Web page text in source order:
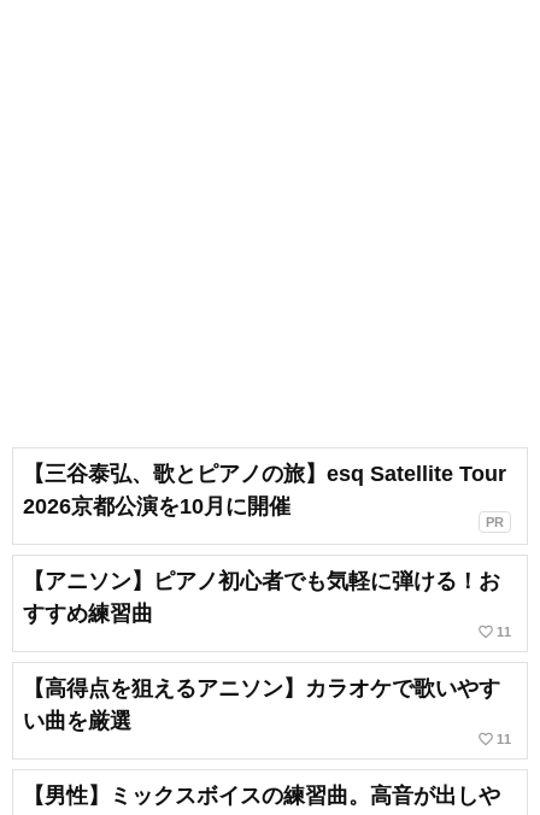
【三谷泰弘、歌とピアノの旅】esq Satellite Tour
2026京都公演を10月に開催
PR
【アニソン】ピアノ初心者でも気軽に弾ける！お
すすめ練習曲
favorite_border 11
【高得点を狙えるアニソン】カラオケで歌いやす
い曲を厳選
favorite_border 11
【男性】ミックスボイスの練習曲。高音が出しや